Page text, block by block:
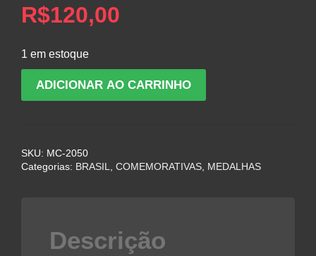
R$120,00
1 em estoque
EXTINTO
ESTADO
ADICIONAR AO CARRINHO
SKU: MC-2050
Categorias: BRASIL COMEMORATIVAS MEDALHAS
Descrição